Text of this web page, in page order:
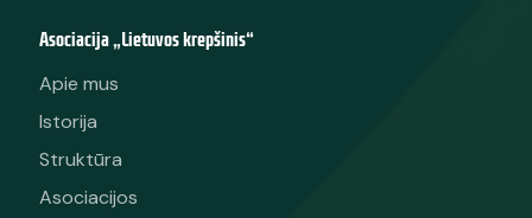
Asociacija „Lietuvos krepšinis“
Apie mus
Istorija
Struktūra
Asociacijos